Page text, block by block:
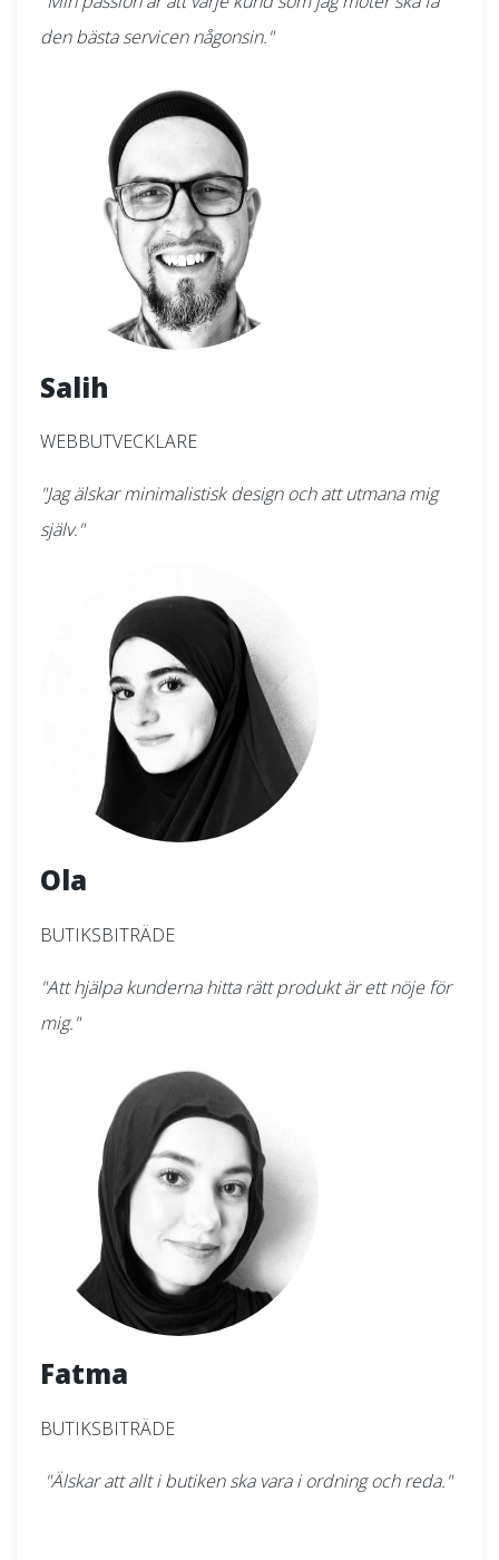
den bästa servicen någonsin."
Salih
WEBBUTVECKLARE
"Jag älskar minimalistisk design och att utmana mig
själv."
Ola
BUTIKSBITRÄDE
"Att hjälpa kunderna hitta rätt produkt är ett nöje för
mig."
Fatma
BUTIKSBITRÄDE
"Älskar att allt i butiken ska vara i ordning och reda."